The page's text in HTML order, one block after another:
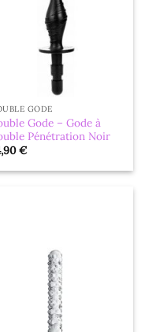
GODE
Gode – Gode à
Pénétration Noir
€